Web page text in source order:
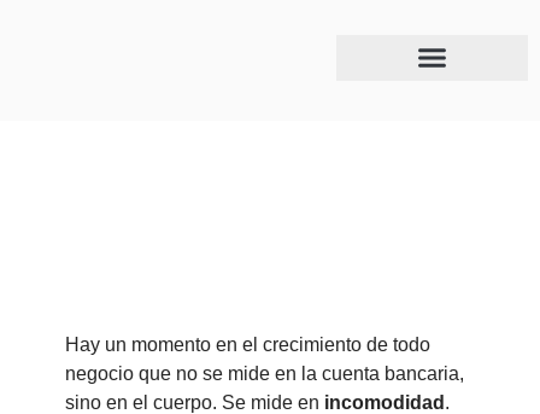
Hay un momento en el crecimiento de todo
negocio que no se mide en la cuenta bancaria,
sino en el cuerpo. Se mide en incomodidad .